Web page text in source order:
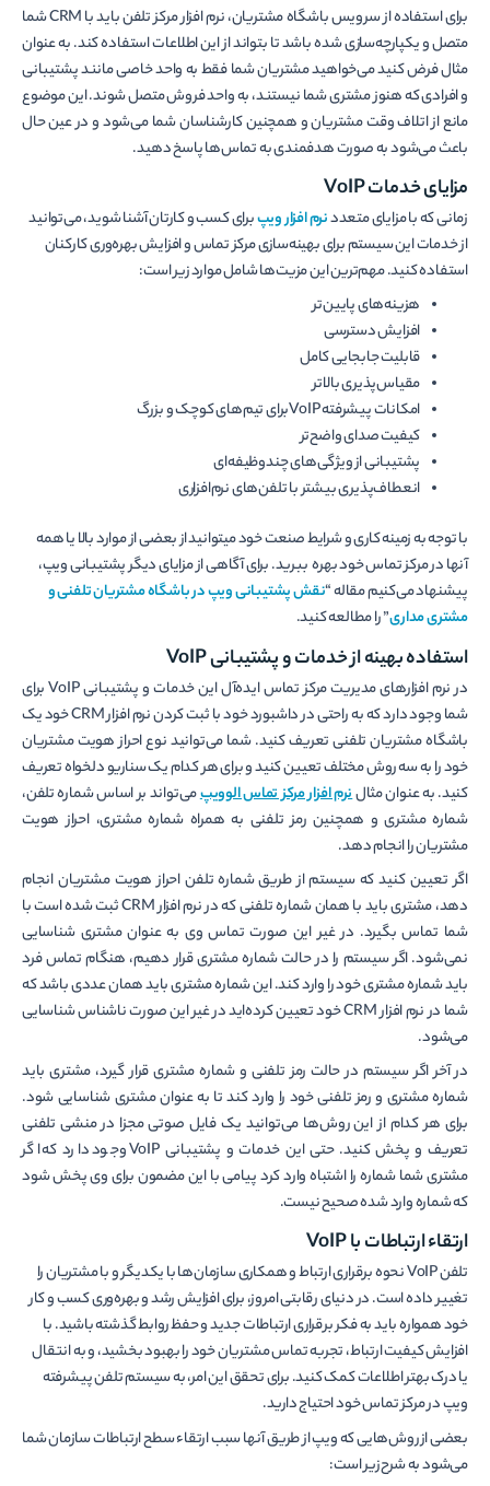
برای استفاده از سرویس باشگاه مشتریان، نرم افزار مرکز تلفن باید با CRM شما
متصل و یکپارچه‌سازی شده باشد تا بتواند از این اطلاعات استفاده کند. به عنوان
مثال فرض کنید می‌خواهید مشتریان شما فقط به واحد خاصی مانند پشتیبانی
و افرادی که هنوز مشتری شما نیستند، به واحد فروش متصل شوند. این موضوع
مانع از اتلاف وقت مشتریان و همچنین کارشناسان شما می‌شود و در عین حال
باعث می‌شود به صورت هدفمندی به تماس‌ها پاسخ دهید.
مزایای خدمات VoIP
زمانی که با مزایای متعددنرم افزار ویپبرای کسب و کارتان آشنا شوید، می‌توانید
از خدمات این سیستم برای بهینه­‌سازی مرکز تماس و افزایش بهره­‌وری کارکنان
استفاده کنید. مهم‌ترین این مزیت­‌ها شامل موارد زیر است:
هزینه­‌های پایین­‌تر
افزایش دسترسی
قابلیت جابجایی کامل
مقیاس‌­پذیری بالاتر
امکانات پیشرفته VoIPبرای تیم­‌های کوچک و بزرگ
کیفیت صدای واضح‌­تر
پشتیبانی از ویژگی­‌های چندوظیفه‌­ای
انعطاف‌­پذیری بیشتر با تلفن­‌های نرم‌­افزاری
با توجه به زمینه کاری و شرایط صنعت خود می­توانید از بعضی از موارد بالا یا همه
آن­ها در مرکز تماس خود بهره ببرید. برای آگاهی از مزایای دیگر پشتیبانی ویپ،
پیشنهاد می‌کنیم مقاله “نقش پشتیبانی ویپ در باشگاه مشتریان تلفنی و
مشتری مداری” را مطالعه کنید.
استفاده بهینه از خدمات و پشتیبانیVoIP
در نرم افزارهای مدیریت مرکز تماس ایده‌آل این خدمات و پشتیبانی VoIP برای
شما وجود دارد که به راحتی در داشبورد خود با ثبت کردن نرم افزار CRM خود یک
باشگاه مشتریان تلفنی تعریف کنید. شما می‌توانید نوع احراز هویت مشتریان
خود را به سه روش مختلف تعیین کنید و برای هر کدام یک سناریو دلخواه تعریف
کنید. به عنوان مثالنرم افزار مرکز تماس الوویپمی‌تواند بر اساس شماره تلفن،
شماره مشتری و همچنین رمز تلفنی به همراه شماره مشتری، احراز هویت
مشتریان را انجام دهد.
اگر تعیین کنید که سیستم از طریق شماره تلفن احراز هویت مشتریان انجام
دهد، مشتری باید با همان شماره تلفنی که در نرم افزار CRM ثبت شده است با
شما تماس بگیرد. در غیر این صورت تماس وی به عنوان مشتری شناسایی
نمی‌شود. اگر سیستم را در حالت شماره مشتری قرار دهیم، هنگام تماس فرد
باید شماره مشتری خود را وارد کند. این شماره مشتری باید همان عددی باشد که
شما در نرم افزار CRM خود تعیین کرده‌اید در غیر این صورت ناشناس شناسایی
می‌شود.
در آخر اگر سیستم در حالت رمز تلفنی و شماره مشتری قرار گیرد، مشتری باید
شماره مشتری و رمز تلفنی خود را وارد کند تا به عنوان مشتری شناسایی شود.
برای هر کدام از این روش‌ها می‌توانید یک فایل صوتی مجزا در منشی تلفنی
تعریف و پخش کنید. حتی این خدمات و پشتیبانی VoIP وجود دارد که اگر
مشتری شما شماره را اشتباه وارد کرد پیامی با این مضمون برای وی پخش شود
که شماره وارد شده صحیح نیست.
ارتقاء ارتباطات با VoIP
تلفن VoIP نحوه برقراری ارتباط و همکاری سازمان­­‌ها با یکدیگر و با مشتریان را
تغییر داده است. در دنیای رقابتی امروز، برای افزایش رشد و بهره‌­وری کسب و کار
خود همواره باید به فکر برقراری ارتباطات جدید و حفظ روابط گذشته باشید. با
افزایش کیفیت ارتباط، تجربه تماس مشتریان خود را بهبود بخشید، و به انتقال
یا درک بهتر اطلاعات کمک کنید. برای تحقق این امر، به سیستم تلفن پیشرفته
ویپ در مرکز تماس خود احتیاج دارید.
بعضی از روش‌­هایی که ویپ از طریق آن­ها سبب ارتقاء سطح ارتباطات سازمان شما
می­‌شود به شرح زیر است: